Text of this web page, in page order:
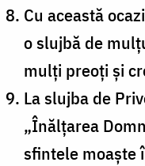
Cu această
o slujbă de
mulți preoți și
La slujba de
„Înălțarea
sfintele moaște